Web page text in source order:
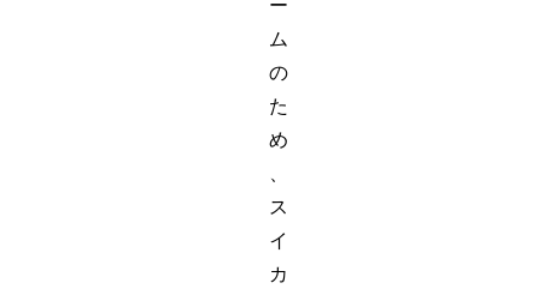
ー
ム
の
た
め
ス
イ
カ